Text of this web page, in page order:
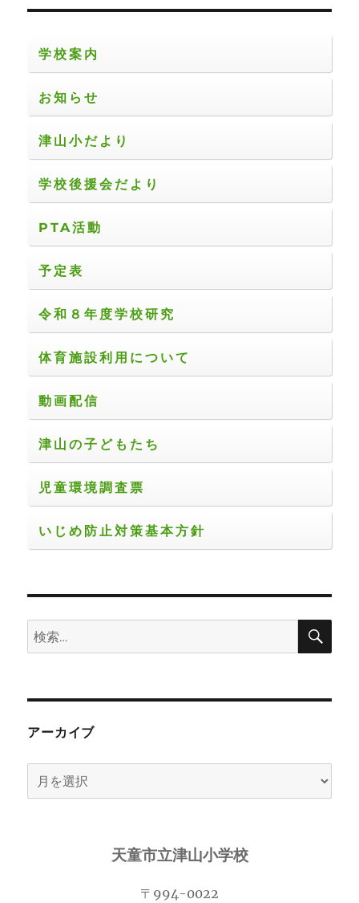
ン
学校案内
お知らせ
津山小だより
学校後援会だより
PTA活動
予定表
令和８年度学校研究
体育施設利用について
動画配信
津山の子どもたち
児童環境調査票
いじめ防止対策基本方針
検
索:
検
アーカイブ
ー
天童市立津山小学校
〒994-0022